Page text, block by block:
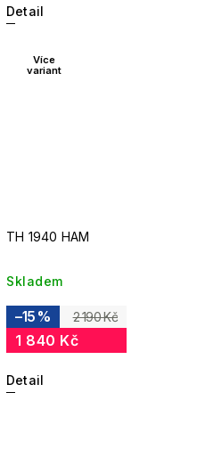
Detail
Více
variant
TH 1940 HAM
Skladem
2 190 Kč
–15 %
1 840 Kč
Detail